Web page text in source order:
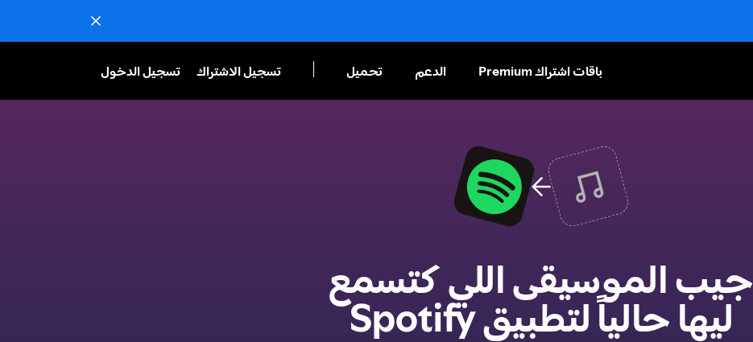
باقات اشتراك Premium الدعم تحميل تسجيل الاشتراك تسجيل الدخول
جيب الموسيقى اللي كتسمع
ليها حالياً لتطبيق Spotify